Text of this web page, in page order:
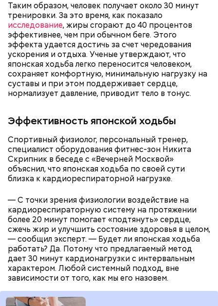
Таким образом, человек получает около 30 минут
тренировки. За это время, как показало
исследование, жиры сгорают до 40 процентов
эффективнее, чем при обычном беге. Этого
эффекта удается достичь за счет чередования
ускорения и отдыха. Ученые утверждают, что
японская ходьба легко переносится человеком,
сохраняет комфортную, минимальную нагрузку на
суставы и при этом поддерживает сердце,
нормализует давление, приводит тело в тонус.
Эффективность японской ходьбы
Спортивный физиолог, персональный тренер,
специалист оборудования фитнес-зон Никита
Скрипник в беседе с «Вечерней Москвой»
объяснил, что японская ходьба по своей сути
близка к кардиореспираторной нагрузке.
— С точки зрения физиологии воздействие на
кардиореспираторную систему на протяжении
более 20 минут помогает «подтянуть» сердце,
сжечь жир и улучшить состояние здоровья в целом,
— сообщил эксперт. — Будет ли японская ходьба
работать? Да. Потому что предлагаемый метод
дает 30 минут кардионагрузки с интервальным
характером. Любой системный подход, вне
зависимости от того, как мы его назовем.
кабачок;
растительное масло;
соль, перец по вкусу;
свежий базилик;
сливки жирностью 20 процентов.
— Курица сначала обжаривается с небольшим
количеством масла и лука на сковороде. Затем ее
нужно отправить в глубокий противень. Сверху
кладем кабачки, нарезанные крупным кубиком, —
порекомендовал собеседник «ВМ».